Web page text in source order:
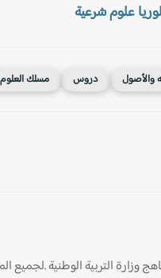
علوم شرعية
والأصول دروس مسلك
وزارة التربية الوطنية .لجميع